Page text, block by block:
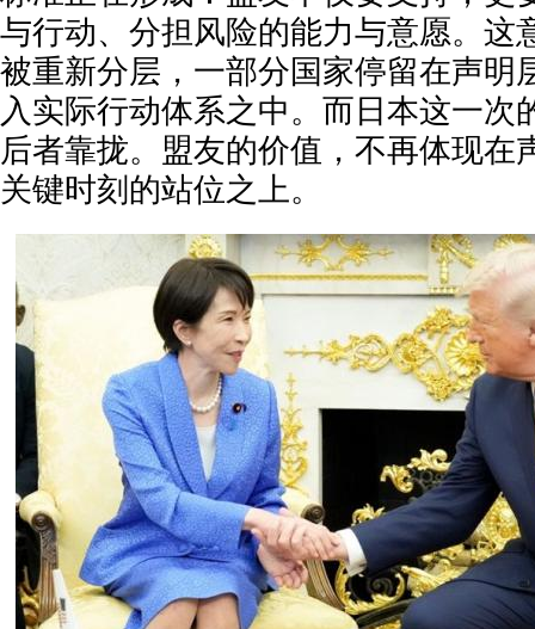
与行动、分担风险的能力与意愿。这
被重新分层，一部分国家停留在声明
入实际行动体系之中。而日本这一次
后者靠拢。盟友的价值，不再体现在
关键时刻的站位之上。